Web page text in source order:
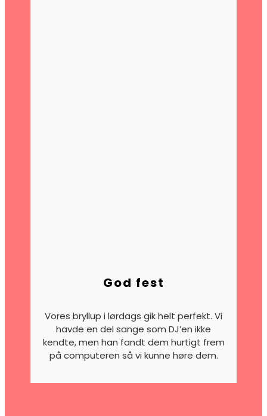
God fest
Vores bryllup i lørdags gik helt perfekt. Vi
havde en del sange som DJ’en ikke
kendte, men han fandt dem hurtigt frem
på computeren så vi kunne høre dem.